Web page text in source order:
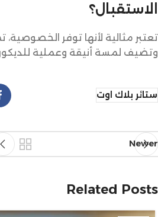
الاستقبال؟
تعتبر مثالية لأنها توفر
وتضيف لمسة أنيقة وعملية
ستائر بلاك اوت
Newer
Related Posts